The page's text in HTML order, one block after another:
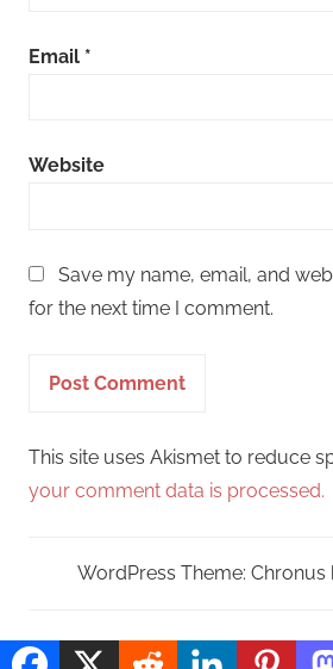
Email *
Website
Save my name, email, and
for the next time I comment.
This site uses Akismet to reduce
your comment data is processed.
WordPress Theme: Chronus